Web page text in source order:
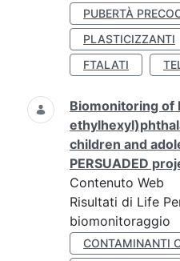
PUBERTÀ
PLASTICIZZANTI
FTALATI
Biomonitoring of
children and
PERSUADED
Contenuto Web
Risultati di Life
biomonitoraggio
CONTAMINANTI